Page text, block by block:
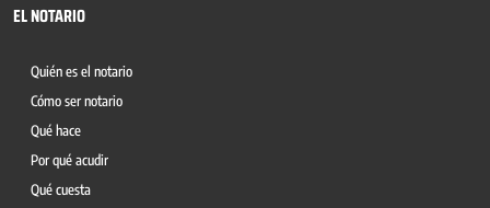
EL NOTARIO
Quién es el notario
Cómo ser notario
Qué hace
Por qué acudir
Qué cuesta